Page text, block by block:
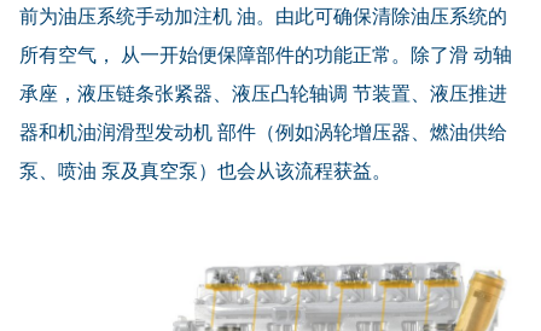
前为油压系统手动加注机 油。由此可确保清除油压系统的
所有空气， 从一开始便保障部件的功能正常。除了滑 动轴
承座，液压链条张紧器、液压凸轮轴调 节装置、液压推进
器和机油润滑型发动机 部件（例如涡轮增压器、燃油供给
泵、喷油 泵及真空泵）也会从该流程获益。